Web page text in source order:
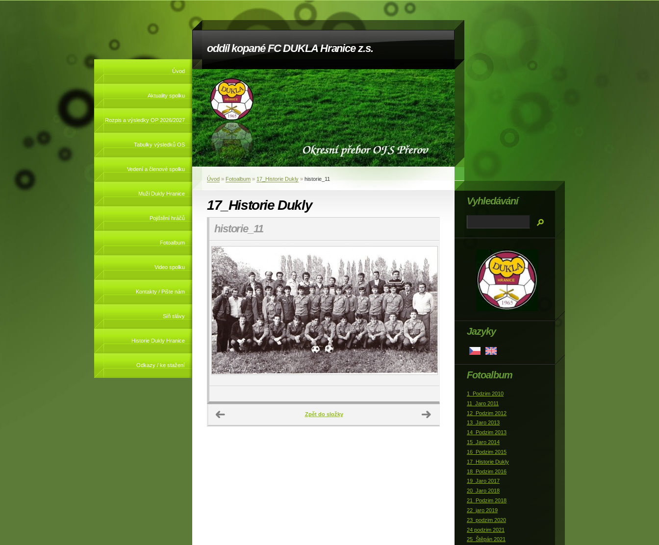
oddíl kopané FC DUKLA Hranice z.s.
Úvod
Aktuality spolku
Rozpis a výsledky OP 2026/2027
Tabulky výsledků OS
Vedení a členové spolku
Muži Dukly Hranice
Pojištění hráčů
Fotoalbum
Video spolku
Kontakty / Pište nám
Síň slávy
Historie Dukly Hranice
Odkazy / ke stažení
Úvod » Fotoalbum » 17_Historie Dukly » historie_11
17_Historie Dukly
historie_11
Zpět do složky
Jazyky
Fotoalbum
1_Podzim 2010
11_Jaro 2011
12_Podzim 2012
13_Jaro 2013
14_Podzim 2013
15_Jaro 2014
16_Podzim 2015
17_Historie Dukly
18_Podzim 2016
19_Jaro 2017
20_Jaro 2018
21_Podzim 2018
22_jaro 2019
23_podzim 2020
24 podzim 2021
25_Štěpán 2021
Vyhledávání